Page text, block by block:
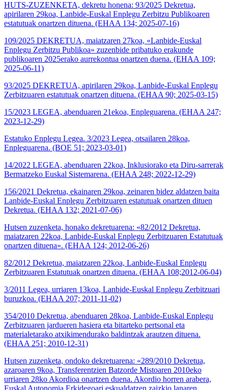
HUTS-ZUZENKETA, dekretu honena: 93/2025 Dekretua,
apirilaren 29koa, Lanbide-Euskal Enplegu Zerbitzu Publikoaren
estatutuak onartzen dituena. (EHAA 134; 2025-07-16)
109/2025 DEKRETUA, maiatzaren 27koa, «Lanbide-Euskal
Enplegu Zerbitzu Publikoa» zuzenbide pribatuko erakunde
publikoaren 2025erako aurrekontua onartzen duena. (EHAA 109;
2025-06-11)
93/2025 DEKRETUA, apirilaren 29koa, Lanbide-Euskal Enplegu
Zerbitzuaren estatutuak onartzen dituena. (EHAA 90; 2025-03-15)
15/2023 LEGEA, abenduaren 21ekoa, Enpleguarena. (EHAA 247;
2023-12-29)
Estatuko Enplegu Legea. 3/2023 Legea, otsailaren 28koa,
Enpleguarena. (BOE 51; 2023-03-01)
14/2022 LEGEA, abenduaren 22koa, Inklusiorako eta Diru-sarrerak
Bermatzeko Euskal Sistemarena. (EHAA 248; 2022-12-29)
156/2021 Dekretua, ekainaren 29koa, zeinaren bidez aldatzen baita
Lanbide-Euskal Enplegu Zerbitzuaren estatutuak onartzen dituen
Dekretua. (EHAA 132; 2021-07-06)
Hutsen zuzenketa, honako dekretuarena: «82/2012 Dekretua,
maiatzaren 22koa, Lanbide-Euskal Enplegu Zerbitzuaren Estatutuak
onartzen dituena». (EHAA 124; 2012-06-26)
82/2012 Dekretua, maiatzaren 22koa, Lanbide-Euskal Enplegu
Zerbitzuaren Estatutuak onartzen dituena. (EHAA 108;2012-06-04)
3/2011 Legea, urriaren 13koa, Lanbide-Euskal Enplegu Zerbitzuari
buruzkoa. (EHAA 207; 2011-11-02)
354/2010 Dekretua, abenduaren 28koa, Lanbide-Euskal Enplegu
Zerbitzuaren jardueren hasiera eta bitarteko pertsonal eta
materialetarako atxikimendurako baldintzak arautzen dituena.
(EHAA 251; 2010-12-31)
Hutsen zuzenketa, ondoko dekretuarena: «289/2010 Dekretua,
azaroaren 9koa, Transferentzien Batzorde Mistoaren 2010eko
urriaren 28ko Akordioa onartzen duena. Akordio horren arabera,
Euskal Autonomia Erkidegoari eskualdatzen zaizkio lanaren,